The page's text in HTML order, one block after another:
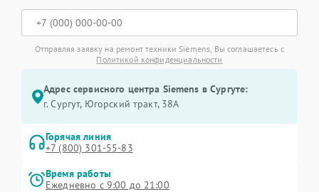
Отправляя заявку на ремонт техники Siemens, Вы соглашаетесь с
Политикой конфиденциальности
Адрес сервисного центра Siemens в Сургуте:
г. Сургут, Югорский тракт, 38А
Горячая линия
+7 (800) 301-55-83
Время работы
Ежедневно с 9:00 до 21:00